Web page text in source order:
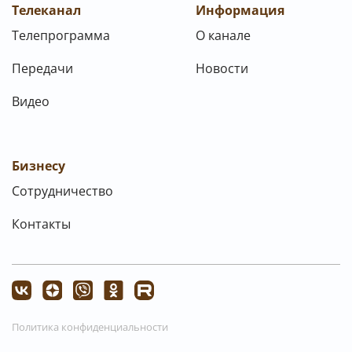
Телеканал
Телепрограмма
Передачи
Видео
Информация
О канале
Новости
Бизнесу
Сотрудничество
Контакты
Политика конфиденциальности